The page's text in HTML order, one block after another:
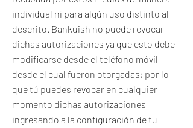
individual ni para algún uso distinto al
descrito. Bankuish no puede revocar
dichas autorizaciones ya que esto debe
modificarse desde el teléfono móvil
desde el cual fueron otorgadas; por lo
que tú puedes revocar en cualquier
momento dichas autorizaciones
ingresando a la configuración de tu